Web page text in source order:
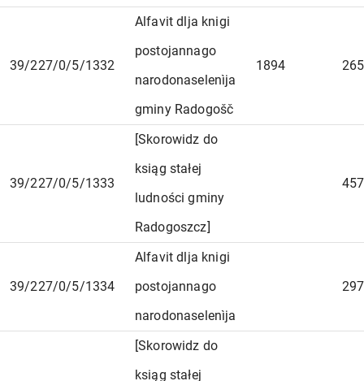
39/227/0/5/1332
Alfavit dlja knigi
postojannago
narodonaselenìja
gminy Radogošč
1894 265
39/227/0/5/1333
[Skorowidz do
ksiąg stałej
ludności gminy
Radogoszcz]
457
39/227/0/5/1334
Alfavit dlja knigi
postojannago
narodonaselenìja
297
[Skorowidz do
ksiąg stałej